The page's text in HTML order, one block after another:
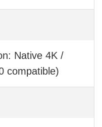
Native 4K /
compatible)